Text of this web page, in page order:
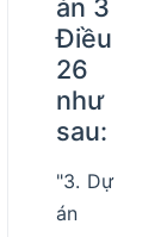
ản 3
Điều
26
như
sau:
"3. Dự
án